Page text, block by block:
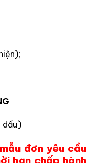
dấu)
đơn yêu cầu